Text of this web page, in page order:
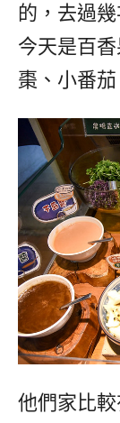
的，去過
今天是百
棗、小番
他們家比